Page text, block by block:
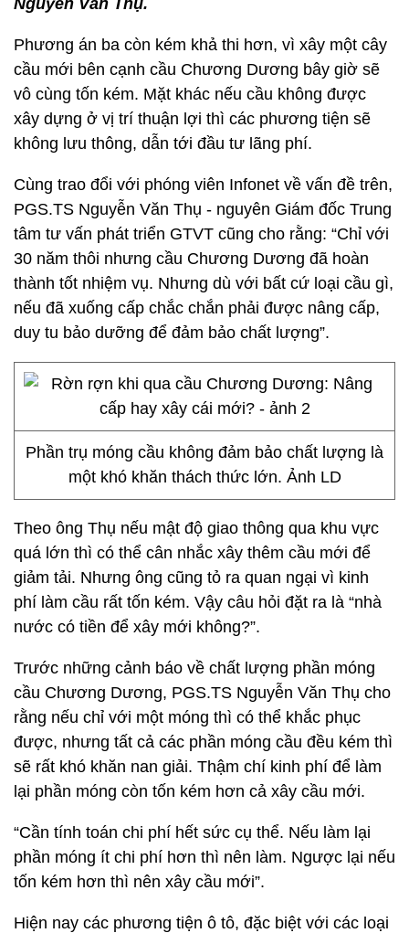
Nguyễn Văn Thụ.
Phương án ba còn kém khả thi hơn, vì xây một cây
cầu mới bên cạnh cầu Chương Dương bây giờ sẽ
vô cùng tốn kém. Mặt khác nếu cầu không được
xây dựng ở vị trí thuận lợi thì các phương tiện sẽ
không lưu thông, dẫn tới đầu tư lãng phí.
Cùng trao đổi với phóng viên Infonet về vấn đề trên,
PGS.TS Nguyễn Văn Thụ - nguyên Giám đốc Trung
tâm tư vấn phát triển GTVT cũng cho rằng: “Chỉ với
30 năm thôi nhưng cầu Chương Dương đã hoàn
thành tốt nhiệm vụ. Nhưng dù với bất cứ loại cầu gì,
nếu đã xuống cấp chắc chắn phải được nâng cấp,
duy tu bảo dưỡng để đảm bảo chất lượng”.
Phần trụ móng cầu không đảm bảo chất lượng là
một khó khăn thách thức lớn. Ảnh LD
Theo ông Thụ nếu mật độ giao thông qua khu vực
quá lớn thì có thể cân nhắc xây thêm cầu mới để
giảm tải. Nhưng ông cũng tỏ ra quan ngại vì kinh
phí làm cầu rất tốn kém. Vậy câu hỏi đặt ra là “nhà
nước có tiền để xây mới không?”.
Trước những cảnh báo về chất lượng phần móng
cầu Chương Dương, PGS.TS Nguyễn Văn Thụ cho
rằng nếu chỉ với một móng thì có thể khắc phục
được, nhưng tất cả các phần móng cầu đều kém thì
sẽ rất khó khăn nan giải. Thậm chí kinh phí để làm
lại phần móng còn tốn kém hơn cả xây cầu mới.
“Cần tính toán chi phí hết sức cụ thể. Nếu làm lại
phần móng ít chi phí hơn thì nên làm. Ngược lại nếu
tốn kém hơn thì nên xây cầu mới”.
Hiện nay các phương tiện ô tô, đặc biệt với các loại